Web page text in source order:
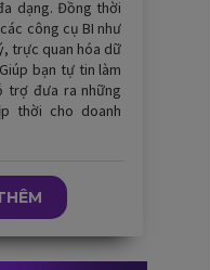
dạng. Đồng thời
công cụ BI như
trực quan hóa dữ
bạn tự tin làm
trợ đưa ra những
thời cho doanh